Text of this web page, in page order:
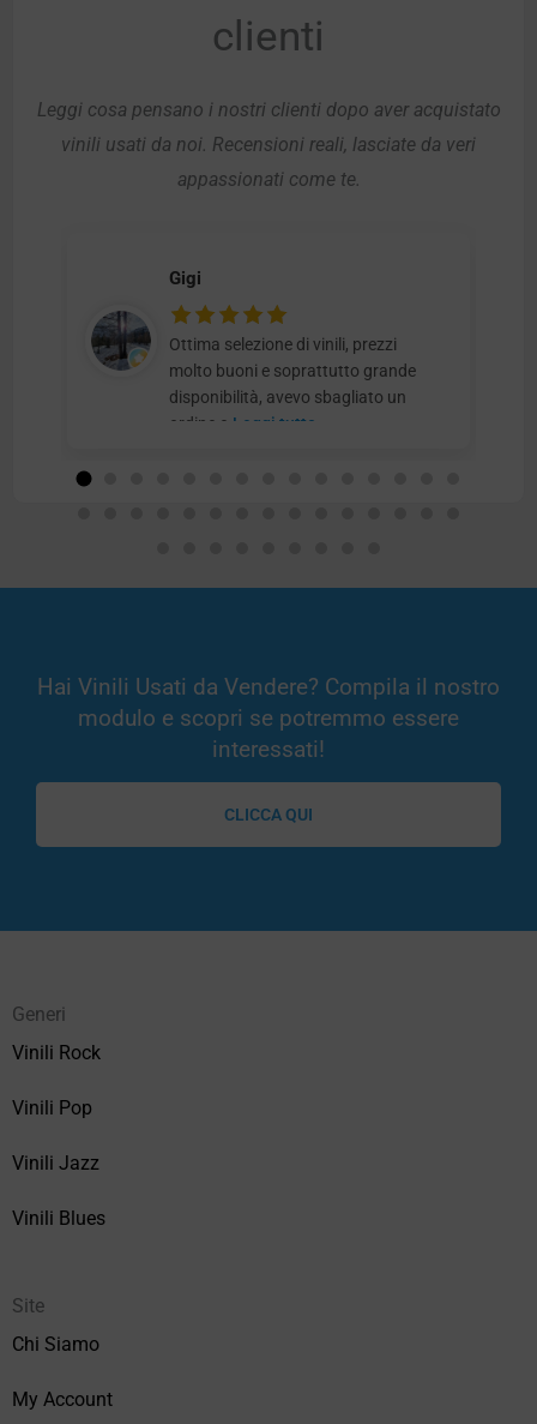
clienti
Leggi cosa pensano i nostri clienti dopo aver acquistato
vinili usati da noi. Recensioni reali, lasciate da veri
appassionati come te.
Gigi
Ottima selezione di vinili, prezzi
molto buoni e soprattutto grande
disponibilità, avevo sbagliato un
ordine e Leggi tutto
Hai Vinili Usati da Vendere? Compila il nostro
modulo e scopri se potremmo essere
interessati!
CLICCA QUI
Generi
Vinili Rock
Vinili Pop
Vinili Jazz
Vinili Blues
Site
Chi Siamo
My Account